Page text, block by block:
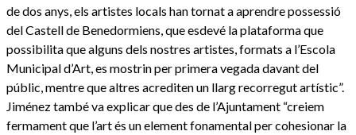
de dos anys, els artistes locals han tornat a aprendre possessió
del Castell de Benedormiens, que esdevé la plataforma que
possibilita que alguns dels nostres artistes, formats a l’Escola
Municipal d’Art, es mostrin per primera vegada davant del
públic, mentre que altres acrediten un llarg recorregut artístic”.
Jiménez també va explicar que des de l’Ajuntament “creiem
fermament que l’art és un element fonamental per cohesionar la